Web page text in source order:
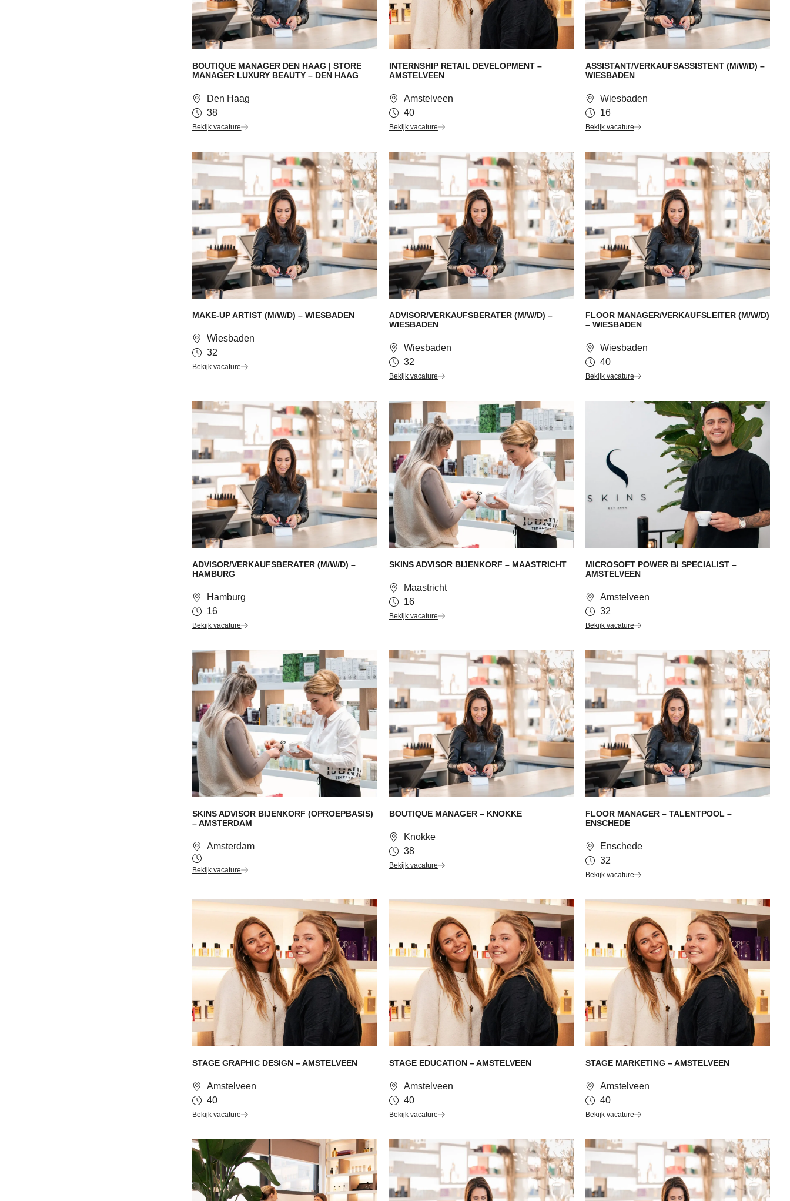
BOUTIQUE MANAGER DEN HAAG | STORE
MANAGER LUXURY BEAUTY – DEN HAAG
Den Haag
38
Bekijk vacature
INTERNSHIP RETAIL DEVELOPMENT –
AMSTELVEEN
Amstelveen
40
Bekijk vacature
ASSISTANT/VERKAUFSASSISTENT (M/W/D) –
WIESBADEN
Wiesbaden
16
Bekijk vacature
MAKE-UP ARTIST (M/W/D) – WIESBADEN
Wiesbaden
32
Bekijk vacature
ADVISOR/VERKAUFSBERATER (M/W/D) –
WIESBADEN
Wiesbaden
32
Bekijk vacature
FLOOR MANAGER/VERKAUFSLEITER (M/W/D)
– WIESBADEN
Wiesbaden
40
Bekijk vacature
ADVISOR/VERKAUFSBERATER (M/W/D) –
HAMBURG
Hamburg
16
Bekijk vacature
SKINS ADVISOR BIJENKORF – MAASTRICHT
Maastricht
16
Bekijk vacature
MICROSOFT POWER BI SPECIALIST –
AMSTELVEEN
Amstelveen
32
Bekijk vacature
SKINS ADVISOR BIJENKORF (OPROEPBASIS)
– AMSTERDAM
Amsterdam
Bekijk vacature
BOUTIQUE MANAGER – KNOKKE
Knokke
38
Bekijk vacature
FLOOR MANAGER – TALENTPOOL –
ENSCHEDE
Enschede
32
Bekijk vacature
STAGE GRAPHIC DESIGN – AMSTELVEEN
Amstelveen
40
Bekijk vacature
STAGE EDUCATION – AMSTELVEEN
Amstelveen
40
Bekijk vacature
STAGE MARKETING – AMSTELVEEN
Amstelveen
40
Bekijk vacature